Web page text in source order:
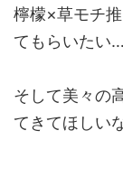
檸檬×草モチ
てもらいたい…
そして美々の
てきてほしい